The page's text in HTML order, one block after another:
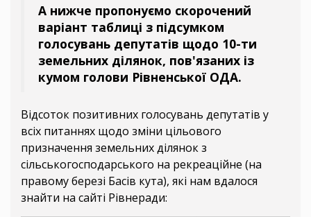
А нижче пропонуємо скорочений
варіант таблиці з підсумком
голосувань депутатів щодо 10-ти
земельних ділянок, пов'язаних із
кумом голови Рівненської ОДА.
Відсоток позитивних голосувань депутатів у
всіх питаннях щодо зміни цільового
призначення земельних ділянок з
сільськогосподарського на рекреаційне (на
правому березі Басів кута), які нам вдалося
знайти на сайті Рівнеради: